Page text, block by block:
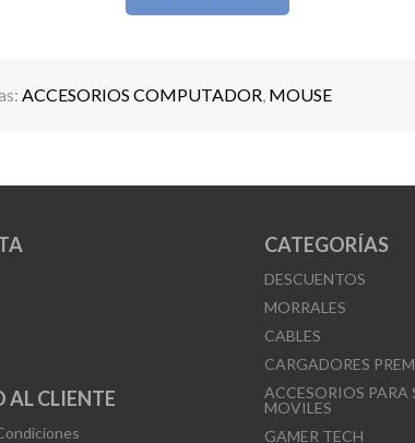
Perfecto si buscas comodidad,
ACCESORIOS COMPUTADOR, MOUSE
AL CLIENTE
CATEGORÍAS
DESCUENTOS
MORRALES
CABLES
CARGADORES
ACCESORIOS PARA
MOVILES
GAMER TECH